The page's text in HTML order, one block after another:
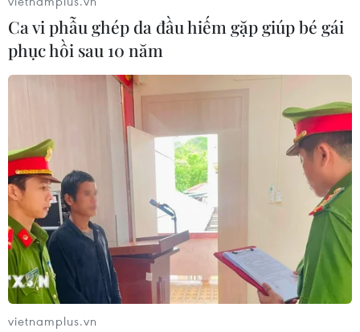
Ca vi phẫu ghép da đầu hiếm gặp giúp bé gái
phục hồi sau 10 năm
vietnamplus.vn